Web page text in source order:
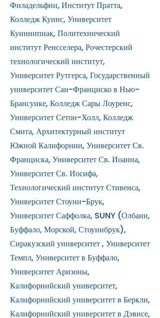
Филадельфии, Институт Пратта,
Колледж Куинс, Университет
Куиннипиак, Политехнический
институт Ренсселера, Рочестерский
технологический институт,
Университет Рутгерса, Государственный
университет Сан-Франциско в Нью-
Брансуике, Колледж Сары Лоуренс,
Университет Сетон-Холл, Колледж
Смита, Архитектурный институт
Южной Калифорнии, Университет Св.
Франциска, Университет Св. Иоанна,
Университет Св. Иосифа,
Технологический институт Стивенса,
Университет Стоуни-Брук,
Университет Саффолка, SUNY (Олбани,
Буффало, Морской, Стоунибрук),
Сиракузский университет , Университет
Темпл, Университет в Буффало,
Университет Аризоны,
Калифорнийский университет,
Калифорнийский университет в Беркли,
Калифорнийский университет в Дэвисе,